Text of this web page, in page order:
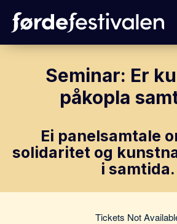
Seminar: Er
påkopla
Ei panelsamtale
solidaritet og
i samtida.
Tickets Not